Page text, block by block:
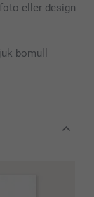
eller design
bomull